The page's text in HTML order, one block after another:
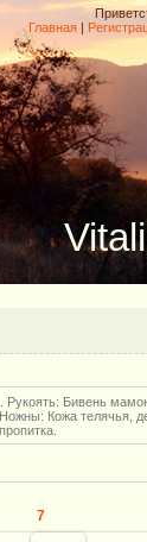
Главная |
Бивень
Кожа телячья,
7